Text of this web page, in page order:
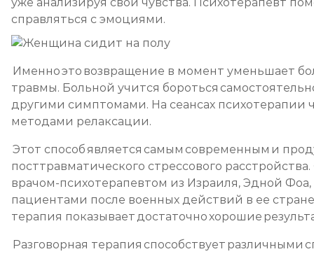
справляться с эмоциями.
Именно это возвращение в момент уменьшает
травмы. Больной учится бороться
другими симптомами. На сеансах психотерапии
методами релаксации.
Этот способ является самым современным и
посттравматического стрессового
врачом-психотерапевтом из Израиля, Эдной Фоа,
пациентами после военных действий в ее
терапия показывает достаточно хорошие
Разговорная терапия способствует различными